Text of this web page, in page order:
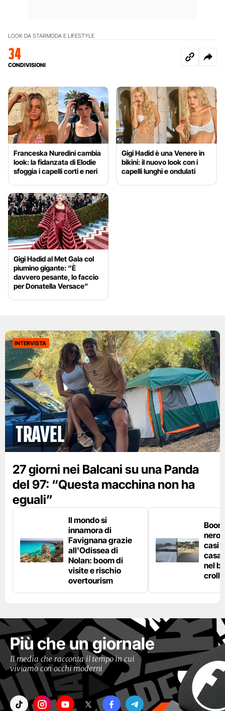
LOOK DA STARMODA E LIFESTYLE
34
CONDIVISIONI
Franceska Nuredini cambia
look: la fidanzata di Elodie
sfoggia i capelli corti e neri
Gigi Hadid è una Venere in
bikini: il nuovo look con i
capelli lunghi e ondulati
Gigi Hadid al Met Gala col
piumino gigante: “È
davvero pesante, lo faccio
per Donatella Versace”
INTERVISTA
Travel
27 giorni nei Balcani su una Panda
del 97: “Questa macchina non ha
eguali”
Il mondo si
innamora di
Favignana grazie
all'Odissea di
Nolan: boom di
visite e rischio
overtourism
nero
casi
casa
nel
Più che un giornale
Il media che racconta il tempo in cui
viviamo con occhi moderni